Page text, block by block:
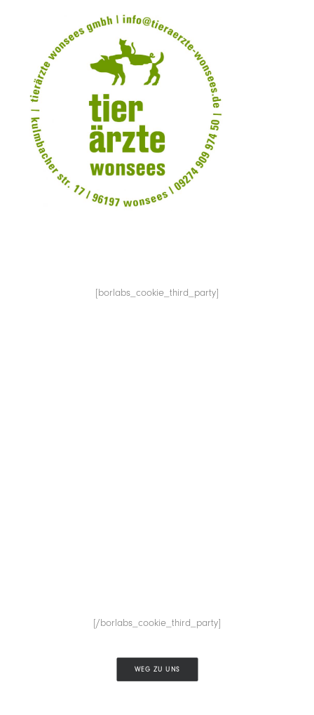
[borlabs_cookie_third_party]
[/borlabs_cookie_third_party]
WEG ZU UNS